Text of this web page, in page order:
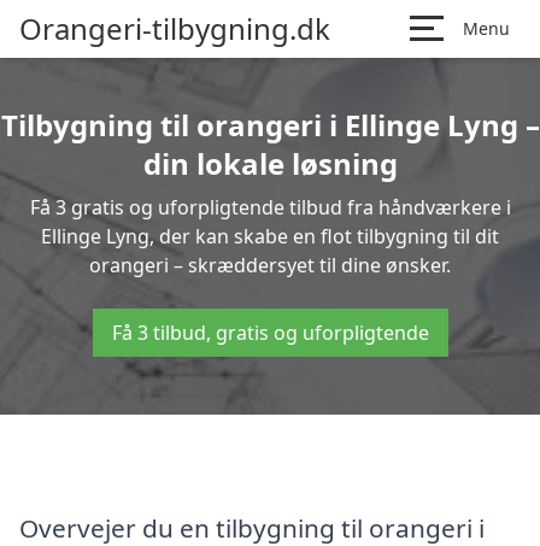
Orangeri-tilbygning.dk Menu
Tilbygning til orangeri i Ellinge Lyng –
din lokale løsning
Få 3 gratis og uforpligtende tilbud fra håndværkere i
Ellinge Lyng, der kan skabe en flot tilbygning til dit
orangeri – skræddersyet til dine ønsker.
Få 3 tilbud, gratis og uforpligtende
Overvejer du en tilbygning til orangeri i